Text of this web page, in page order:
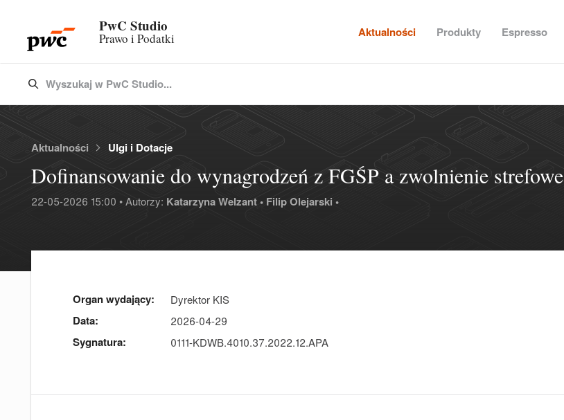
PwC Studio
Prawo i Podatki Aktualności Produkty Espresso
Type 3 or more characters for results.
Wyszukaj w PwC Studio...
Aktualności Ulgi i Dotacje
Dofinansowanie do wynagrodzeń z FGŚP a zwolnienie strefowe
22-05-2026 15:00 • Autorzy: Katarzyna Welzant • Filip Olejarski •
Organ wydający: Dyrektor KIS
Data: 2026-04-29
Sygnatura: 0111-KDWB.4010.37.2022.12.APA